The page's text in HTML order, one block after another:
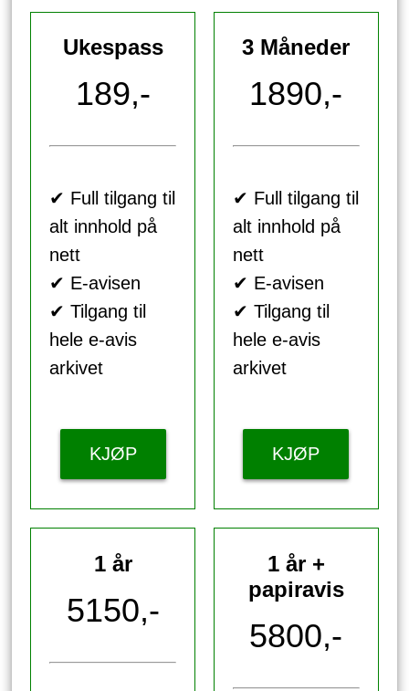
Ukespass
189,-
✔ Full tilgang til
alt innhold på
nett
✔ E-avisen
✔ Tilgang til
hele e-avis
arkivet
KJØP
3 Måneder
1890,-
✔ Full tilgang til
alt innhold på
nett
✔ E-avisen
✔ Tilgang til
hele e-avis
arkivet
KJØP
1 år
5150,-
1 år +
papiravis
5800,-